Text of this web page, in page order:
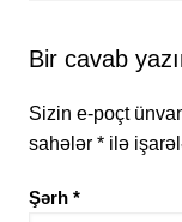
Bir cavab
Sizin e-poçt
sahələr *ilə
Şərh *